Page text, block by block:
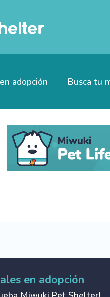
adopción Busca tu
en adopción